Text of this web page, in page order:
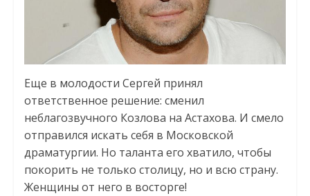
Еще в молодости Сергей принял
ответственное решение: сменил
неблагозвучного Козлова на Астахова. И смело
отправился искать себя в Московской
драматургии. Но таланта его хватило, чтобы
покорить не только столицу, но и всю страну.
Женщины от него в восторге!